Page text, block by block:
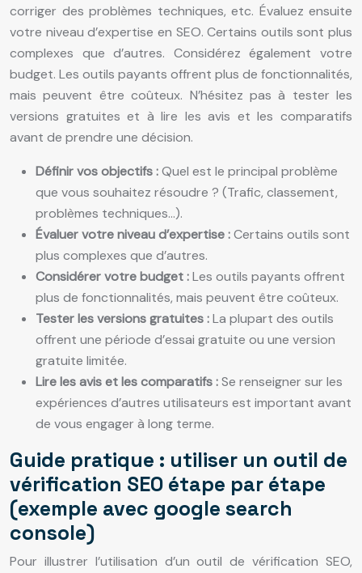
corriger des problèmes techniques, etc. Évaluez ensuite
votre niveau d’expertise en SEO. Certains outils sont plus
complexes que d’autres. Considérez également votre
budget. Les outils payants offrent plus de fonctionnalités,
mais peuvent être coûteux. N’hésitez pas à tester les
versions gratuites et à lire les avis et les comparatifs
avant de prendre une décision.
Définir vos objectifs :Quel est le principal problème
que vous souhaitez résoudre ? (Trafic, classement,
problèmes techniques…).
Évaluer votre niveau d’expertise :Certains outils sont
plus complexes que d’autres.
Considérer votre budget :Les outils payants offrent
plus de fonctionnalités, mais peuvent être coûteux.
Tester les versions gratuites :La plupart des outils
offrent une période d’essai gratuite ou une version
gratuite limitée.
Lire les avis et les comparatifs :Se renseigner sur les
expériences d’autres utilisateurs est important avant
de vous engager à long terme.
Guide pratique : utiliser un outil de
vérification SEO étape par étape
(exemple avec google search
console)
Pour illustrer l’utilisation d’un outil de vérification SEO,